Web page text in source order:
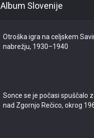
Album Slovenije
Otroška igra na celjskem
nabrežju, 1930–1940
Sonce se je počasi spuščalo
nad Zgornjo Rečico, okrog